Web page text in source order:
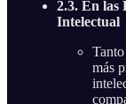
2.3. En las
Intelectual
más